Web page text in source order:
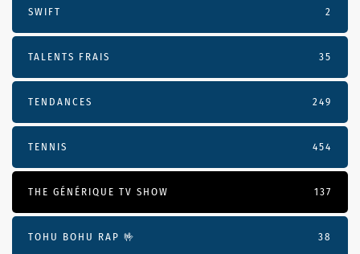
SWIFT 2
TALENTS FRAIS 35
TENDANCES 249
TENNIS 454
THE GÉNÉRIQUE TV SHOW 137
TOHU BOHU RAP 🤟 38